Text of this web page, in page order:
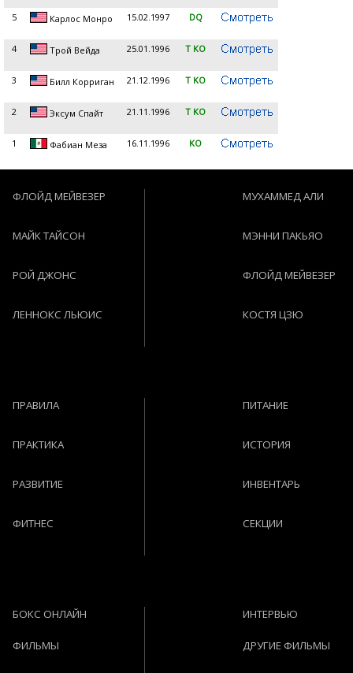
5 Карлос Монро 15.02.1997 DQ
4 Трой Вейда 25.01.1996 T KO
3 Билл Корриган 21.12.1996 T KO
2 Эксум Спайт 21.11.1996 T KO
1 Фабиан Меза 16.11.1996 KO
ФЛОЙД МЕЙВЕЗЕР
МАЙК ТАЙСОН
РОЙ ДЖОНС
ЛЕННОКС ЛЬЮИС
МУХАММЕД АЛИ
МЭННИ ПАКЬЯО
ФЛОЙД МЕЙВЕЗЕР
КОСТЯ ЦЗЮ
ПРАВИЛА
ПРАКТИКА
РАЗВИТИЕ
ФИТНЕС
ПИТАНИЕ
ИСТОРИЯ
ИНВЕНТАРЬ
СЕКЦИИ
БОКС ОНЛАЙН
ФИЛЬМЫ
ИНТЕРВЬЮ
ДРУГИЕ ФИЛЬМЫ